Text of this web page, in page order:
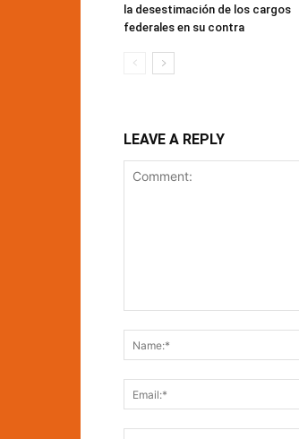
la desestimación de los cargos
federales en su contra
LEAVE A REPLY